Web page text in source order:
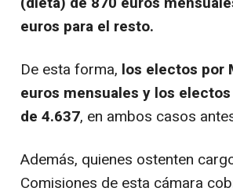
euros para el resto.
De esta forma, los electos por
euros mensuales y los
de 4.637, en ambos casos
Además, quienes ostenten
Comisiones de esta cámara